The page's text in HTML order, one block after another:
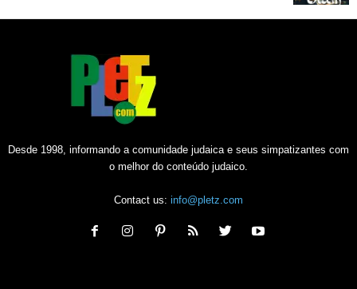
Desde 1998, informando a comunidade judaica e seus simpatizantes com
o melhor do conteúdo judaico.
Contact us: info@pletz.com